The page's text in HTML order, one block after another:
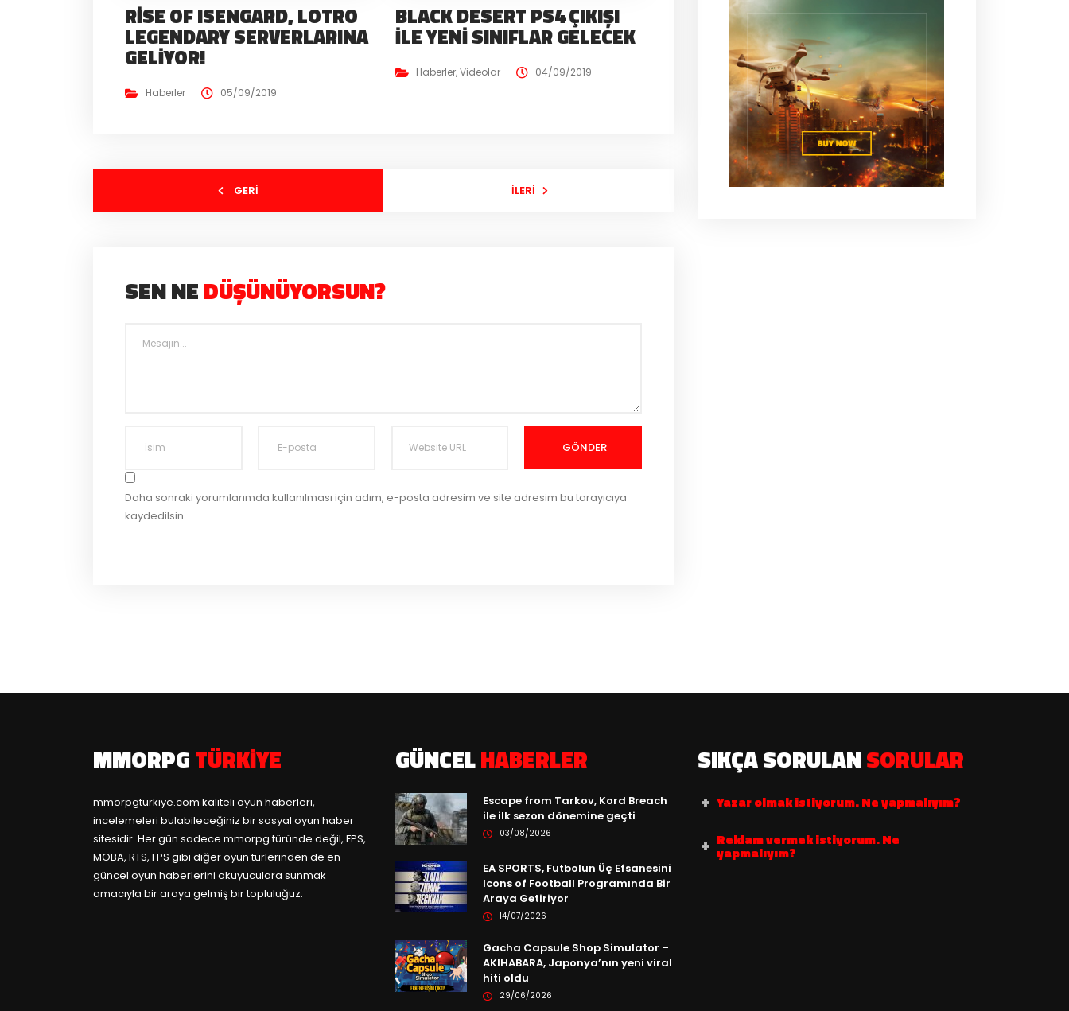
RISE OF ISENGARD, LOTRO
LEGENDARY SERVERLARINA
GELIYOR!
Haberler 05/09/2019
BLACK DESERT PS4 ÇIKIŞI
İLE YENI SINIFLAR GELECEK
Haberler,Videolar 04/09/2019
GERI İLERI
SEN NEDÜŞÜNÜYORSUN?
GÖNDER
Daha sonraki yorumlarımda kullanılması için adım, e-posta adresim ve site adresim bu tarayıcıya
kaydedilsin.
MMORPGTÜRKIYE
mmorpgturkiye.com kaliteli oyun haberleri,
incelemeleri bulabileceğiniz bir sosyal oyun haber
sitesidir. Her gün sadece mmorpg türünde değil, FPS,
MOBA, RTS, FPS gibi diğer oyun türlerinden de en
güncel oyun haberlerini okuyuculara sunmak
amacıyla bir araya gelmiş bir topluluğuz.
GÜNCELHABERLER
Escape from Tarkov, Kord Breach
ile ilk sezon dönemine geçti
03/08/2026
EA SPORTS, Futbolun Üç Efsanesini
Icons of Football Programında Bir
Araya Getiriyor
14/07/2026
Gacha Capsule Shop Simulator –
AKIHABARA, Japonya’nın yeni viral
hiti oldu
29/06/2026
SIKÇA SORULANSORULAR
Yazar olmak istiyorum. Ne yapmalıyım?
Reklam vermek istiyorum. Ne
yapmalıyım?